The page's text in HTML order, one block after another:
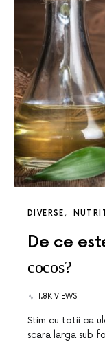
DIVERSE
De ce
cocos?
1.8K VIEWS
Stim cu totii ca
scara larga sub